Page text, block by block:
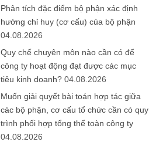
Phân tích đặc điểm bộ phận xác định
hướng chỉ huy (cơ cấu) của bộ phận
04.08.2026
Quy chế chuyên môn nào cần có để
công ty hoạt động đạt được các mục
tiêu kinh doanh? 04.08.2026
Muốn giải quyết bài toán hợp tác giữa
các bộ phận, cơ cấu tổ chức cần có quy
trình phối hợp tổng thể toàn công ty
04.08.2026